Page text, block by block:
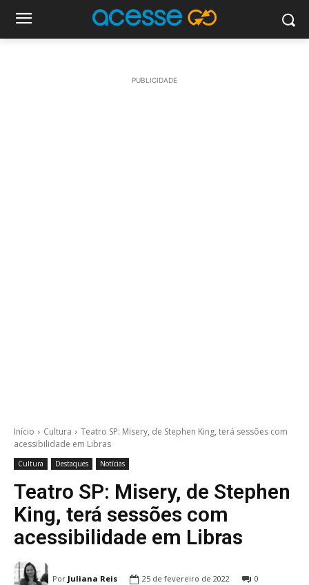
PUBLICIDADE
Início Cultura
Teatro SP: Misery, de Stephen King, terá sessões com
acessibilidade em Libras
Cultura Destaques Notícias
Teatro SP: Misery, de Stephen
King, terá sessões com
acessibilidade em Libras
Por Juliana Reis 25 de fevereiro de 2022 0